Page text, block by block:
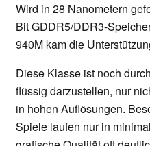
Wird in 28 Nanometern
Bit GDDR5/DDR3-
940M kam die
Diese Klasse ist noch
flüssig darzustellen, nur
in hohen Auflösungen.
Spiele laufen nur in